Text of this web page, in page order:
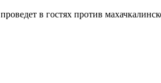
проведет в гостях против